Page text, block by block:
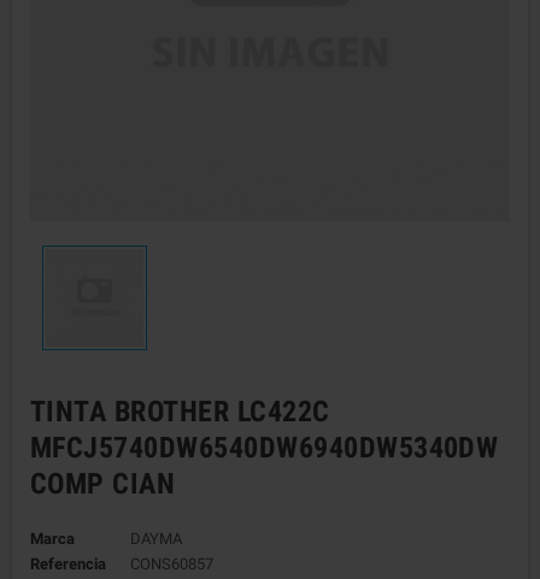
TINTA BROTHER LC422C
MFCJ5740DW6540DW6940DW5340DW
COMP CIAN
Marca
DAYMA
Referencia
CONS60857